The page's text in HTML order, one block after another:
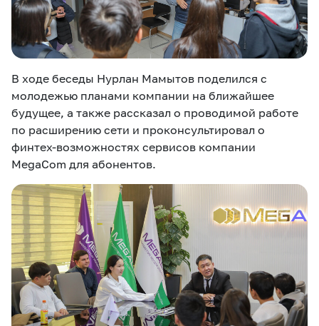
В ходе беседы Нурлан Мамытов поделился с
молодежью планами компании на ближайшее
будущее, а также рассказал о проводимой работе
по расширению сети и проконсультировал о
финтех-возможностях сервисов компании
MegaCom для абонентов.